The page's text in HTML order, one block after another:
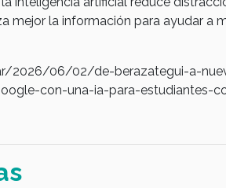
mejor la información para ayudar a
2026/06/02/de-berazategui-a-
con-una-ia-para-estudiantes-